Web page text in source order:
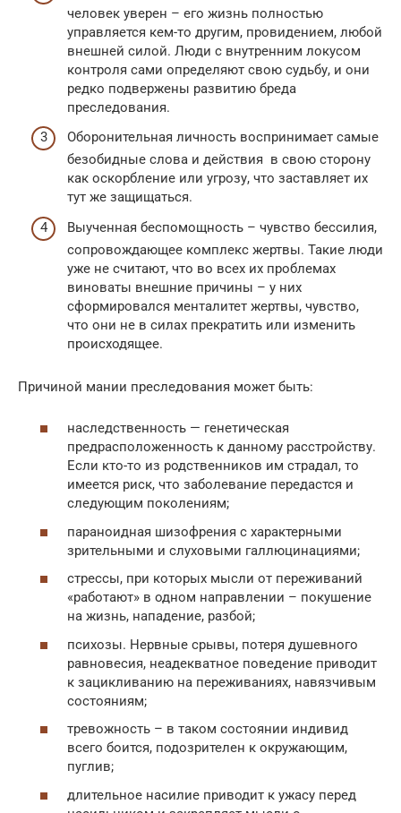
человек уверен – его жизнь полностью
управляется кем-то другим, провидением, любой
внешней силой. Люди с внутренним локусом
контроля сами определяют свою судьбу, и они
редко подвержены развитию бреда
преследования.
Оборонительная личность воспринимает самые
безобидные слова и действия в свою сторону
как оскорбление или угрозу, что заставляет их
тут же защищаться.
Выученная беспомощность – чувство бессилия,
сопровождающее комплекс жертвы. Такие люди
уже не считают, что во всех их проблемах
виноваты внешние причины – у них
сформировался менталитет жертвы, чувство,
что они не в силах прекратить или изменить
происходящее.
Причиной мании преследования может быть:
наследственность — генетическая
предрасположенность к данному расстройству.
Если кто-то из родственников им страдал, то
имеется риск, что заболевание передастся и
следующим поколениям;
параноидная шизофрения с характерными
зрительными и слуховыми галлюцинациями;
стрессы, при которых мысли от переживаний
«работают» в одном направлении – покушение
на жизнь, нападение, разбой;
психозы. Нервные срывы, потеря душевного
равновесия, неадекватное поведение приводит
к зацикливанию на переживаниях, навязчивым
состояниям;
тревожность – в таком состоянии индивид
всего боится, подозрителен к окружающим,
пуглив;
длительное насилие приводит к ужасу перед